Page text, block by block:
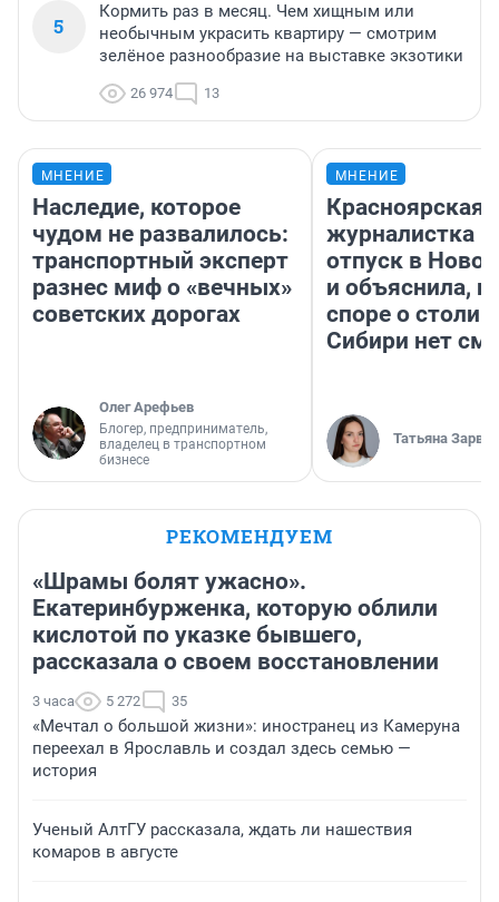
5
Кормить раз в месяц. Чем хищным или
необычным украсить квартиру — смотрим
зелёное разнообразие на выставке экзотики
26 974 13
МНЕНИЕ
Наследие, которое
чудом не развалилось:
транспортный эксперт
разнес миф о «вечных»
советских дорогах
Олег Арефьев
Блогер, предприниматель,
владелец в транспортном
бизнесе
МНЕНИЕ
Красноярская
журналистка
отпуск в
и объяснила,
споре о
Сибири нет
Татьяна Зарва
РЕКОМЕНДУЕМ
«Шрамы болят ужасно».
Екатеринбурженка, которую облили
кислотой по указке бывшего,
рассказала о своем восстановлении
3 часа 5 272 35
«Мечтал о большой жизни»: иностранец из Камеруна
переехал в Ярославль и создал здесь семью —
история
Ученый АлтГУ рассказала, ждать ли нашествия
комаров в августе